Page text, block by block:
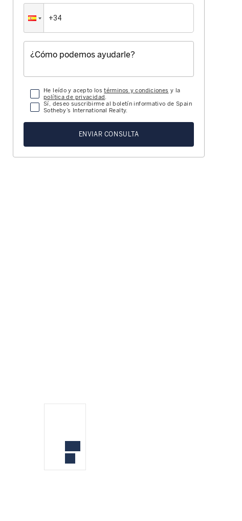
He leído y acepto lostérminos y condiciones y la
política de privacidad .
Sí, deseo suscribirme al boletín informativo de Spain
Sotheby’s International Realty.
ENVIAR CONSULTA